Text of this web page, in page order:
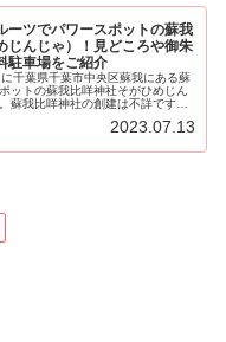
ーツでパワースポットの蘇我
じんじゃ）！見どころや御朱
駐車場をご紹介
千葉県千葉市中央区蘇我にある蘇
ットの蘇我比咩神社そがひめじん
蘇我比咩神社の創建は不詳です
2023.07.13